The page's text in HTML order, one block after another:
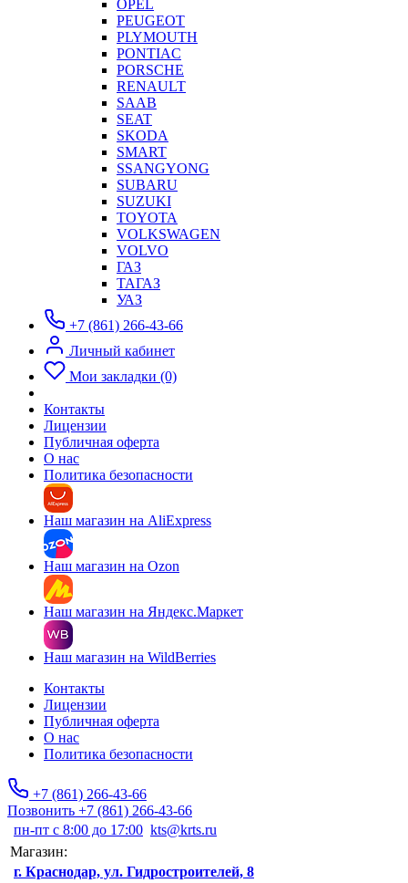
OPEL
PEUGEOT
PLYMOUTH
PONTIAC
PORSCHE
RENAULT
SAAB
SEAT
SKODA
SMART
SSANGYONG
SUBARU
SUZUKI
TOYOTA
VOLKSWAGEN
VOLVO
ГАЗ
ТАГАЗ
УАЗ
+7 (861) 266-43-66
Личный кабинет
Мои закладки (0)
Контакты
Лицензии
Публичная оферта
О нас
Политика безопасности
Наш магазин на AliExpress
Наш магазин на Ozon
Наш магазин на Яндекс.Маркет
Наш магазин на WildBerries
Контакты
Лицензии
Публичная оферта
О нас
Политика безопасности
+7 (861) 266-43-66
Позвонить +7 (861) 266-43-66
пн-пт с 8:00 до 17:00 kts@krts.ru
Магазин:
г. Краснодар, ул. Гидростроителей, 8